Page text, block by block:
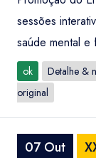
sessões
saúde mental e
ok
Detalhe &
original
07 Out